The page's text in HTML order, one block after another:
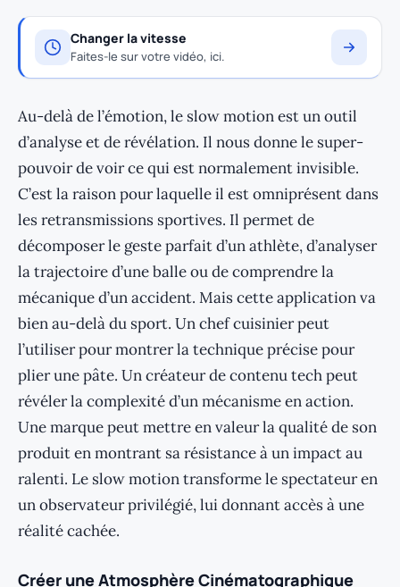
Changer la vitesse
Faites-le sur votre vidéo, ici.
Au-delà de l’émotion, le slow motion est un outil
d’analyse et de révélation. Il nous donne le super-
pouvoir de voir ce qui est normalement invisible.
C’est la raison pour laquelle il est omniprésent dans
les retransmissions sportives. Il permet de
décomposer le geste parfait d’un athlète, d’analyser
la trajectoire d’une balle ou de comprendre la
mécanique d’un accident. Mais cette application va
bien au-delà du sport. Un chef cuisinier peut
l’utiliser pour montrer la technique précise pour
plier une pâte. Un créateur de contenu tech peut
révéler la complexité d’un mécanisme en action.
Une marque peut mettre en valeur la qualité de son
produit en montrant sa résistance à un impact au
ralenti. Le slow motion transforme le spectateur en
un observateur privilégié, lui donnant accès à une
réalité cachée.
Créer une Atmosphère Cinématographique